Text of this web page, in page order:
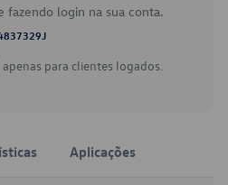
fazendo login na sua conta.
para clientes logados.
Aplicações